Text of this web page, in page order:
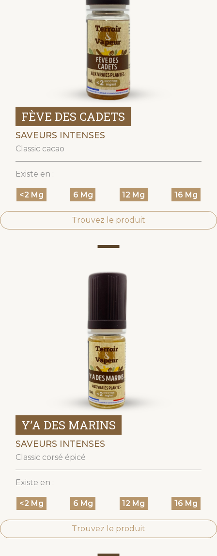
FÈVE DES CADETS
SAVEURS INTENSES
Classic cacao
Existe en :
<2 Mg 6 Mg 12 Mg 16 Mg
Trouvez le produit
Y’A DES MARINS
SAVEURS INTENSES
Classic corsé épicé
Existe en :
<2 Mg 6 Mg 12 Mg 16 Mg
Trouvez le produit